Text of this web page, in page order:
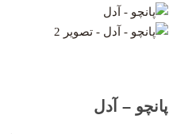
پانچو – آدل